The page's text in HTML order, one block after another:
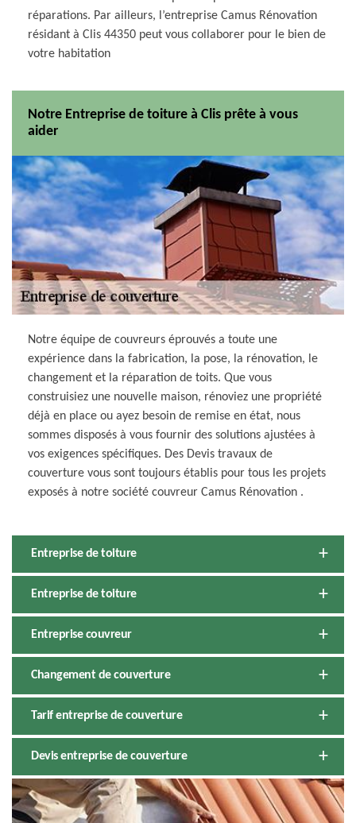
réparations. Par ailleurs, l’entreprise Camus Rénovation
résidant à Clis 44350 peut vous collaborer pour le bien de
votre habitation
Notre Entreprise de toiture à Clis prête à vous
aider
Notre équipe de couvreurs éprouvés a toute une
expérience dans la fabrication, la pose, la rénovation, le
changement et la réparation de toits. Que vous
construisiez une nouvelle maison, rénoviez une propriété
déjà en place ou ayez besoin de remise en état, nous
sommes disposés à vous fournir des solutions ajustées à
vos exigences spécifiques. Des Devis travaux de
couverture vous sont toujours établis pour tous les projets
exposés à notre société couvreur Camus Rénovation .
Entreprise de toiture
Entreprise de toiture
Entreprise couvreur
Changement de couverture
Tarif entreprise de couverture
Devis entreprise de couverture